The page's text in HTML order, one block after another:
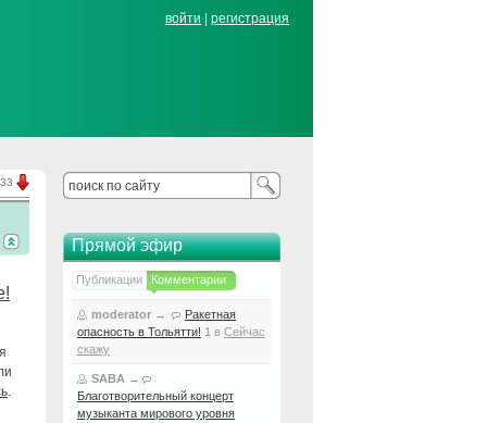
войти регистрация
.
Прямой эфир
Публикации Комментарии
moderator →
Ракетная
опасность в Тольятти! 1 в Сейчас
скажу
SABA →
Благотворительный концерт
музыканта мирового уровня